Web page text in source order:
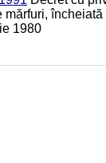
mărfuri,
1980